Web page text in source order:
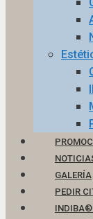
GALERÍA
PEDIR
INDIBA®